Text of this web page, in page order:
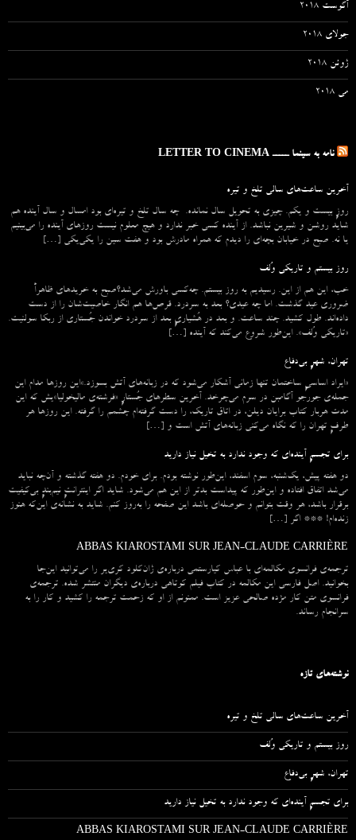
آگوست 2018
جولای 2018
ژوئن 2018
می 2018
نامه به سینما ـــــ LETTER TO CINEMA
آخرین ساعت‌های سالی تلخ و تیره
روزِ بیست و یکم. چیزی به تحویل سال نمانده. چه سال تلخ و تیره‌ای بود امسال و سال آینده هم
شاید روشن و شیرین نباشد. از آینده کسی خبر ندارد و هیچ معلوم نیست روزهای آینده را می‌بینیم
یا نه. صبح در خیابان بچه‌ای را دیدم که همراه مادرش بود و هفت سین را یکی‌یکی […]
روز بیستم و تاریکی وُلف
خب، این هم از این. رسیدیم به روز بیستم. چه‌کسی باورش می‌شد؟صبح به خریدهای ظاهراً
ضروری عید گذشت. اما چه عیدی؟ بعد به سردرد. قرص‌ها هم انگار خاصیت‌شان را از دست
داده‌اند. طول کشید. چند ساعت. و بعد در هُشیاریِ بعد از سردرد خواندن جُستاری از ربکا سولنیت.
«تاریکی وُلف». این‌طور شروع می‌‌کند که آینده […]
تهران، شهرِ بی‌دفاع
«ایراد اساسیِ ساختمان تنها زمانی آشکار می‌شود که در زبانه‌‌های آتش بسوزد.»این روزها مدام این
جمله‌ی جورجو آگامبن در سرم می‌چرخد. آخرین سطرهای جُستارِ «فرشته‌ی مالیخولیا»یش که این
مدت هربار کتاب برایان دیلن، در اتاق تاریک، را دست گرفته‌ام چشمم را گرفته. این روزها هر
طرفِ تهران را که نگاه می‌کنی زبانه‌های آتش است و […]
برای تجسمِ آینده‌ای که وجود ندارد به تخیل نیاز دارید
دو هفته پیش، یک‌شنبه، سوم اسفند، این‌طور نوشته بودم. برای خودم. دو هفته گذشته و آن‌چه نباید
می‌شد اتفاق افتاده و این‌طور که پیداست بدتر از این هم می‌شود. شاید اگر اینترانتِ نیم‌بندِ بی‌کیفیت
برقرار باشد، هر وقت بتوانم و حوصله‌ای باشد این صفحه را به‌روز کنم. شاید به نشانه‌ی این‌که هنوز
زنده‌ام! *** اگر […]
ABBAS KIAROSTAMI SUR JEAN-CLAUDE CARRIÈRE
ترجمه‌ی فرانسوی مکالمه‌ای با عباس کیارستمی درباره‌ی ژان‌کلود کری‌یر را می‌توانید این‌جا
بخوانید. اصل فارسی این مکالمه در کتاب فیلم کوتاهی درباره‌ی دیگران منتشر شده. ترجمه‌ی
فرانسوی متن کار مژده صالحی عزیز است. ممنونم از او که زحمت ترجمه را کشید و کار را به
سرانجام رساند.
نوشته‌های تازه
آخرین ساعت‌های سالی تلخ و تیره
روز بیستم و تاریکی وُلف
تهران، شهرِ بی‌دفاع
برای تجسمِ آینده‌ای که وجود ندارد به تخیل نیاز دارید
ABBAS KIAROSTAMI SUR JEAN-CLAUDE CARRIÈRE